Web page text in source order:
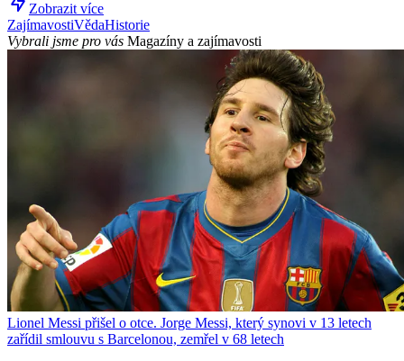
Zobrazit více
ZajímavostiVědaHistorie
Vybrali jsme pro vás Magazíny a zajímavosti
Lionel Messi přišel o otce. Jorge Messi, který synovi v 13 letech
zařídil smlouvu s Barcelonou, zemřel v 68 letech